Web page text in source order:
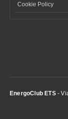
Cookie Policy
EnergoClub ETS-